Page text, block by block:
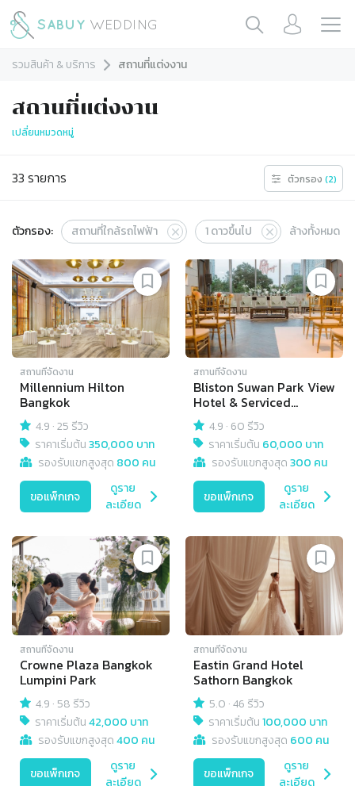
รวมสินค้า & บริการ สถานที่แต่งงาน
สถานที่แต่งงาน
เปลี่ยนหมวดหมู่
33 รายการ ตัวกรอง (2)
ตัวกรอง: สถานที่ใกล้รถไฟฟ้า 1ดาวขึ้นไป ล้างทั้งหมด
สถานที่จัดงาน
Millennium Hilton
Bangkok
4.9 ·25 รีวิว
ราคาเริ่มต้น350,000 บาท
รองรับแขกสูงสุด 800 คน
ขอแพ็กเกจ
ดูราย
ละเอียด
สถานที่จัดงาน
Bliston Suwan Park View
Hotel & Serviced
Residence
4.9 · 60 รีวิว
ราคาเริ่มต้น 60,000 บาท
รองรับแขกสูงสุด300 คน
ขอแพ็กเกจ
ดูราย
ละเอียด
สถานที่จัดงาน
Crowne Plaza Bangkok
Lumpini Park
4.9 · 58 รีวิว
ราคาเริ่มต้น42,000 บาท
รองรับแขกสูงสุด400 คน
ขอแพ็กเกจ
ดูราย
ละเอียด
สถานที่จัดงาน
Eastin Grand Hotel
Sathorn Bangkok
5.0 ·46 รีวิว
ราคาเริ่มต้น100,000 บาท
รองรับแขกสูงสุด 600 คน
ขอแพ็กเกจ
ดูราย
ละเอียด